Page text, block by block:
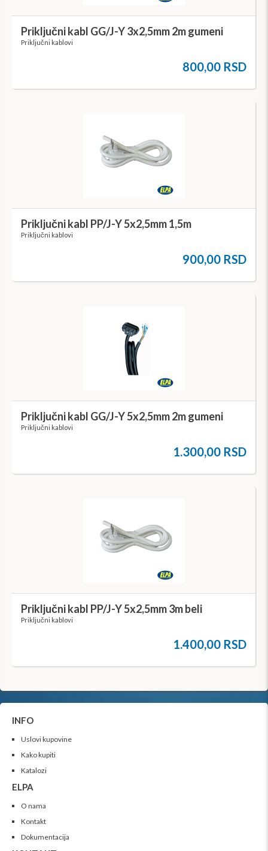
Priključni kabl GG/J-Y 3x2,5mm 2m gumeni
Priključni kablovi
800,00 RSD
Priključni kabl PP/J-Y 5x2,5mm 1,5m
Priključni kablovi
900,00 RSD
Priključni kabl GG/J-Y 5x2,5mm 2m gumeni
Priključni kablovi
1.300,00 RSD
Priključni kabl PP/J-Y 5x2,5mm 3m beli
Priključni kablovi
1.400,00 RSD
INFO
Uslovi kupovine
Kako kupiti
Katalozi
ELPA
O nama
Kontakt
Dokumentacija